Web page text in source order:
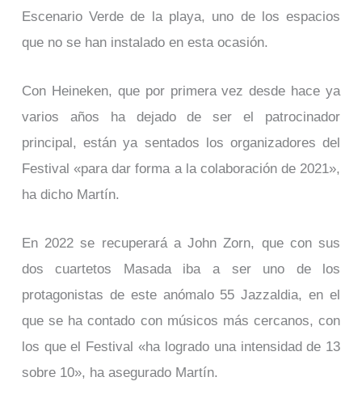
Escenario Verde de la playa, uno de los espacios
que no se han instalado en esta ocasión.
Con Heineken, que por primera vez desde hace ya
varios años ha dejado de ser el patrocinador
principal, están ya sentados los organizadores del
Festival «para dar forma a la colaboración de 2021»,
ha dicho Martín.
En 2022 se recuperará a John Zorn, que con sus
dos cuartetos Masada iba a ser uno de los
protagonistas de este anómalo 55 Jazzaldia, en el
que se ha contado con músicos más cercanos, con
los que el Festival «ha logrado una intensidad de 13
sobre 10», ha asegurado Martín.